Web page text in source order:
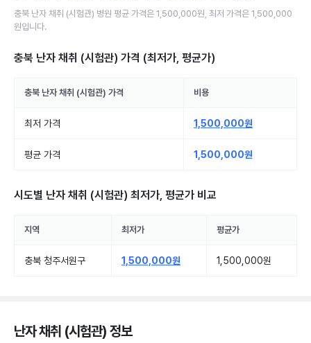
충북 난자 채취 (시험관) 병원 평균 가격은 1,500,000원 , 최저 가격은 1,500,000
원입니다.
충북 난자 채취 (시험관) 가격 (최저가, 평균가)
충북 난자 채취 (시험관) 가격 비용
최저 가격 1,500,000원
평균 가격 1,500,000원
시도별 난자 채취 (시험관) 최저가, 평균가 비교
지역 최저가 평균가
충북 청주서원구 1,500,000원 1,500,000원
난자 채취 (시험관) 정보